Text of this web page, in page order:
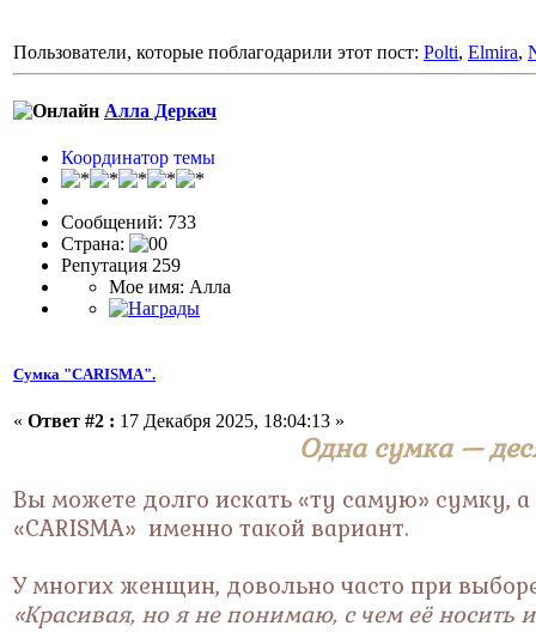
Пользователи, которые поблагодарили этот пост: Polti, Elmira,
Алла Деркач
Координатор темы
Сообщений: 733
Страна:
Репутация 259
Мое имя: Алла
Сумка "CARISMA".
« Ответ #2 : 17 Декабря 2025, 18:04:13 »
Одна сумка —
Вы можете долго искать «ту самую» сумку,
«CARISMA» именно такой вариант.
У многих женщин, довольно часто при
«Красивая, но я не понимаю, с чем её носить